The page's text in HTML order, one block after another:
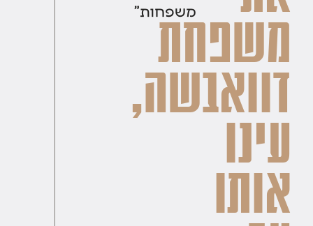
משפחת
דוואבשה,
עינו
אותו
משפחות"